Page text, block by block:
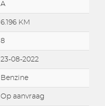
A
6.196 KM
8
23-08-2022
Benzine
Op aanvraag